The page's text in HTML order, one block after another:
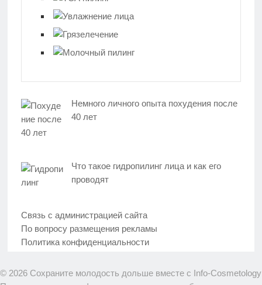
Немного личного опыта похудения после
40 лет
Что такое гидропилинг лица и как его
проводят
Связь с администрацией сайта
По вопросу размещения рекламы
Политика конфиденциальности
© 2026 Сохраните молодость дольше вместе с Info-Cosmetology